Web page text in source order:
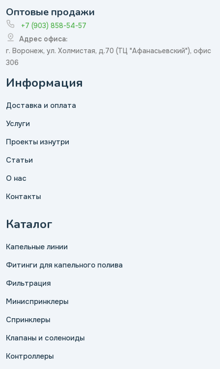
Оптовые продажи
+7 (903) 858-54-57
Адрес офиса:
г. Воронеж, ул. Холмистая, д.70 (ТЦ "Афанасьевский"), офис
306
Информация
Доставка и оплата
Услуги
Проекты изнутри
Статьи
О нас
Контакты
Каталог
Капельные линии
Фитинги для капельного полива
Фильтрация
Миниспринклеры
Спринклеры
Клапаны и соленоиды
Контроллеры